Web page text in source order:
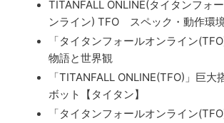
TITANFALL ONLINE(タイタンフォ
ンライン) TFO スペック・動作環
「タイタンフォールオンライン
物語と世界観
「TITANFALL ONLINE(TFO)」巨大
ボット【タイタン】
「タイタンフォールオンライン